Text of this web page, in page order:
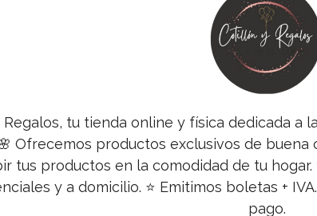
Regalos, tu tienda online y física dedicada
Ofrecemos productos exclusivos de buena
tus productos en la comodidad de tu
y a domicilio. ⭐ Emitimos boletas +
pago.